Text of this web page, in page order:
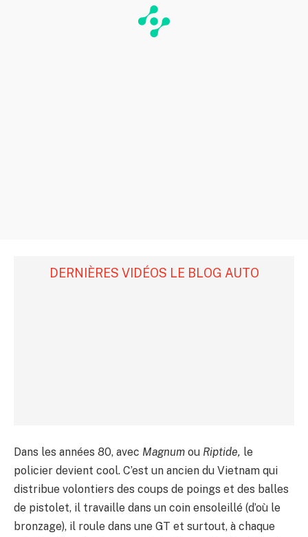
DERNIÈRES VIDÉOS LE BLOG AUTO
Dans les années 80, avec Magnum ou Riptide, le
policier devient cool. C’est un ancien du Vietnam qui
distribue volontiers des coups de poings et des balles
de pistolet, il travaille dans un coin ensoleillé (d’où le
bronzage), il roule dans une GT et surtout, à chaque